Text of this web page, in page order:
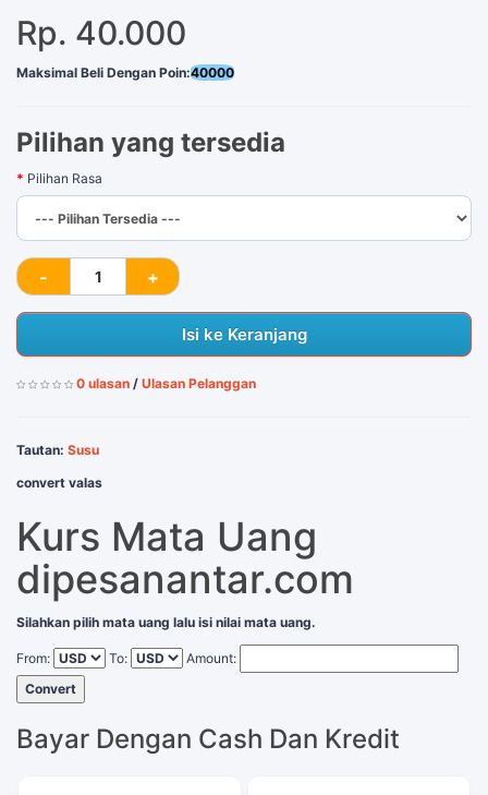
Rp. 40.000
Maksimal Beli Dengan Poin:40000
Pilihan yang tersedia
Pilihan Rasa
Isi ke Keranjang
0 ulasan / Ulasan Pelanggan
Tautan: Susu
convert valas
Kurs Mata Uang
dipesanantar.com
Silahkan pilih mata uang lalu isi nilai mata uang.
From: To:
Amount:
Convert
Bayar Dengan Cash Dan Kredit